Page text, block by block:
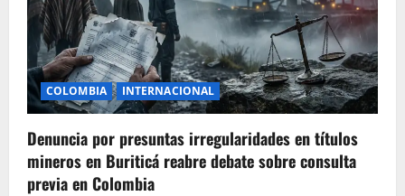
t
i
o
n
COLOMBIA INTERNACIONAL
Denuncia por presuntas irregularidades en títulos
mineros en Buriticá reabre debate sobre consulta
previa en Colombia